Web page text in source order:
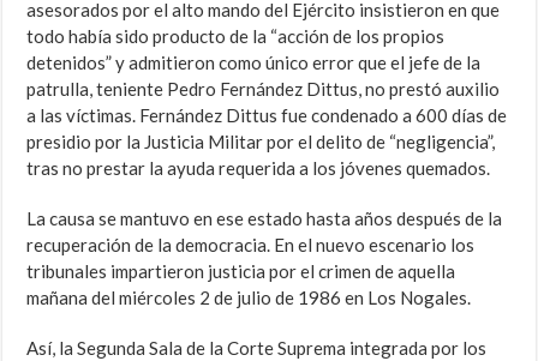
asesorados por el alto mando del Ejército insistieron en que
todo había sido producto de la “acción de los propios
detenidos” y admitieron como único error que el jefe de la
patrulla, teniente Pedro Fernández Dittus, no prestó auxilio
a las víctimas. Fernández Dittus fue condenado a 600 días de
presidio por la Justicia Militar por el delito de “negligencia”,
tras no prestar la ayuda requerida a los jóvenes quemados.
La causa se mantuvo en ese estado hasta años después de la
recuperación de la democracia. En el nuevo escenario los
tribunales impartieron justicia por el crimen de aquella
mañana del miércoles 2 de julio de 1986 en Los Nogales.
Así, la Segunda Sala de la Corte Suprema integrada por los